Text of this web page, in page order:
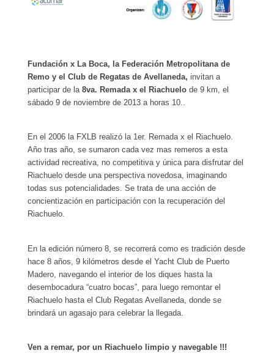
Fundación x La Boca, la Federación Metropolitana de
Remo y el Club de Regatas de Avellaneda, invitan a
participar de la 8va. Remada x el Riachuelo de 9 km, el
sábado 9 de noviembre de 2013 a horas 10..
En el 2006 la FXLB realizó la 1er. Remada x el Riachuelo.
Año tras año, se sumaron cada vez mas remeros a esta
actividad recreativa, no competitiva y única para disfrutar del
Riachuelo desde una perspectiva novedosa, imaginando
todas sus potencialidades. Se trata de una acción de
concientización en participación con la recuperación del
Riachuelo.
En la edición número 8, se recorrerá como es tradición desde
hace 8 años, 9 kilómetros desde el Yacht Club de Puerto
Madero, navegando el interior de los diques hasta la
desembocadura “cuatro bocas”, para luego remontar el
Riachuelo hasta el Club Regatas Avellaneda, donde se
brindará un agasajo para celebrar la llegada.
Ven a remar, por un Riachuelo limpio y navegable !!!